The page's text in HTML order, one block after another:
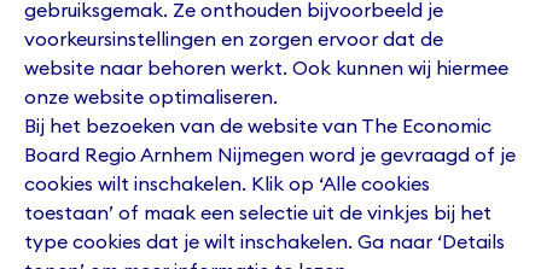
gebruiksgemak. Ze onthouden bijvoorbeeld je
voorkeursinstellingen en zorgen ervoor dat de
website naar behoren werkt. Ook kunnen wij hiermee
onze website optimaliseren.
Bij het bezoeken van de website van The Economic
Board Regio Arnhem Nijmegen word je gevraagd of je
cookies wilt inschakelen. Klik op ‘Alle cookies
toestaan’ of maak een selectie uit de vinkjes bij het
type cookies dat je wilt inschakelen. Ga naar ‘Details